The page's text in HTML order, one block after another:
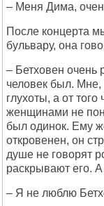
– Меня Дима,
После концерта
бульвару, она
– Бетховен очень
человек был. Мне,
глухоты, а от
женщинами не
был одинок. Ему
откровенен, он
душе не говорят
раскрывают его.
– Я не люблю